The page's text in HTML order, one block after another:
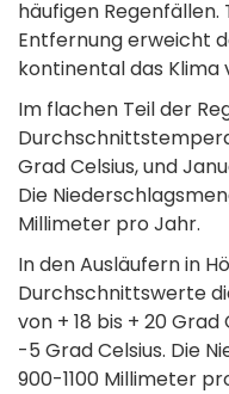
häufigen
Entfernung erweicht
kontinental das Klima
Im flachen Teil der
Grad Celsius, und
Die
Millimeter pro Jahr.
In den Ausläufern in
Durchschnittswerte
von + 18 bis + 20
-5 Grad Celsius. Die
900-1100 Millimeter